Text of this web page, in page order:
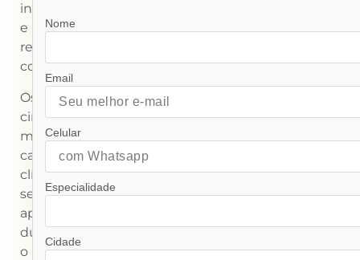
inovação
e
resultados
comprovados.
Os
cinco
melhores
casos
clínicos
serão
apresentados
durante
o
Nome
Email
Celular
Especialidade
Cidade